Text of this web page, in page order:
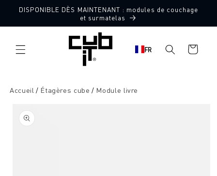
directement
DISPONIBLE DÈS MAINTENANT : modules de couchage
et surmatelas
FR
Panier
d'achat
Accueil Étagères cube Module livre
sur le
produit